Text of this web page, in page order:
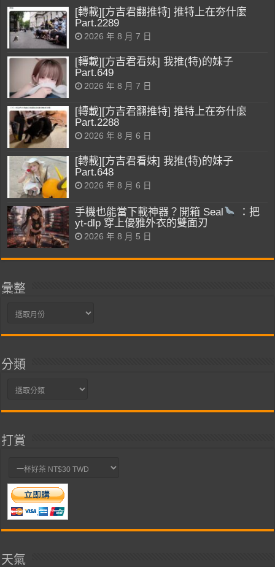
[轉載][方吉君翻推特] 推特上在夯什麼
Part.2289
2026 年 8 月 7 日
[轉載][方吉君看妹] 我推(特)的妹子
Part.649
2026 年 8 月 7 日
[轉載][方吉君翻推特] 推特上在夯什麼
Part.2288
2026 年 8 月 6 日
[轉載][方吉君看妹] 我推(特)的妹子
Part.648
2026 年 8 月 6 日
手機也能當下載神器？開箱 Seal
：把
yt-dlp 穿上優雅外衣的雙面刃
2026 年 8 月 5 日
彙整
彙
分類
分
打賞
天氣